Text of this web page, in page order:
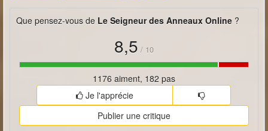
Que pensez-vous de Le Seigneur des Anneaux Online ?
8,5 / 10
1176 aiment, 182 pas
Je l'apprécie
Publier une critique